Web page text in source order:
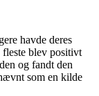
havde deres
blev positivt
og fandt den
som en kilde